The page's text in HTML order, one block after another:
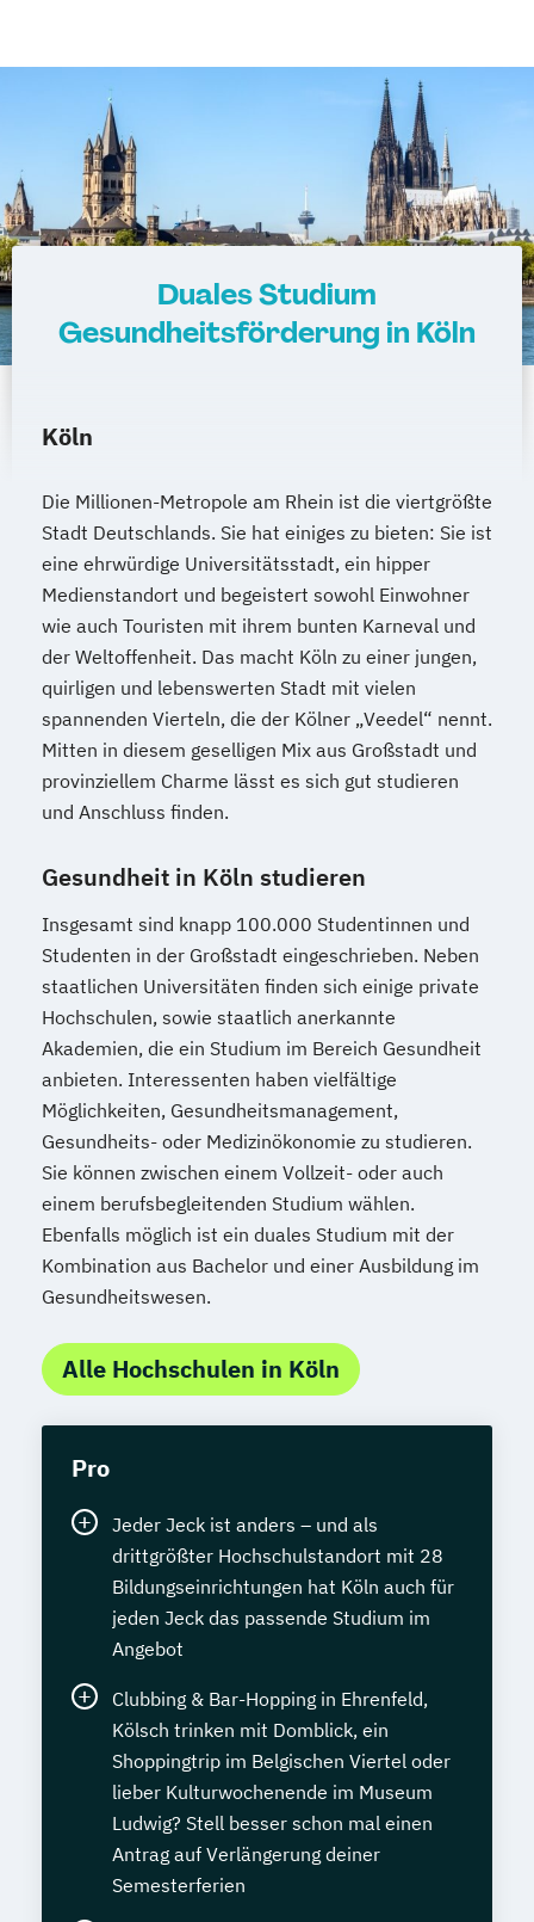
Duales Studium
Gesundheitsförderung in Köln
Köln
Die Millionen-Metropole am Rhein ist die viertgrößte
Stadt Deutschlands. Sie hat einiges zu bieten: Sie ist
eine ehrwürdige Universitätsstadt, ein hipper
Medienstandort und begeistert sowohl Einwohner
wie auch Touristen mit ihrem bunten Karneval und
der Weltoffenheit. Das macht Köln zu einer jungen,
quirligen und lebenswerten Stadt mit vielen
spannenden Vierteln, die der Kölner „Veedel“ nennt.
Mitten in diesem geselligen Mix aus Großstadt und
provinziellem Charme lässt es sich gut studieren
und Anschluss finden.
Gesundheit in Köln studieren
Insgesamt sind knapp 100.000 Studentinnen und
Studenten in der Großstadt eingeschrieben. Neben
staatlichen Universitäten finden sich einige private
Hochschulen, sowie staatlich anerkannte
Akademien, die ein Studium im Bereich Gesundheit
anbieten. Interessenten haben vielfältige
Möglichkeiten, Gesundheitsmanagement,
Gesundheits- oder Medizinökonomie zu studieren.
Sie können zwischen einem Vollzeit- oder auch
einem berufsbegleitenden Studium wählen.
Ebenfalls möglich ist ein duales Studium mit der
Kombination aus Bachelor und einer Ausbildung im
Gesundheitswesen.
Alle Hochschulen in Köln
Pro
Jeder Jeck ist anders – und als
drittgrößter Hochschulstandort mit 28
Bildungseinrichtungen hat Köln auch für
jeden Jeck das passende Studium im
Angebot
Clubbing & Bar-Hopping in Ehrenfeld,
Kölsch trinken mit Domblick, ein
Shoppingtrip im Belgischen Viertel oder
lieber Kulturwochenende im Museum
Ludwig? Stell besser schon mal einen
Antrag auf Verlängerung deiner
Semesterferien